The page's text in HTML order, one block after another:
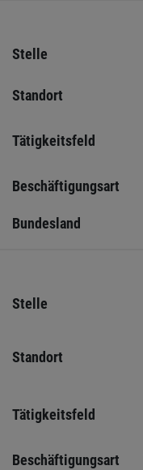
Stelle
Standort
Tätigkeitsfeld
Beschäftigungsart
Bundesland
Stelle
Standort
Tätigkeitsfeld
Beschäftigungsart